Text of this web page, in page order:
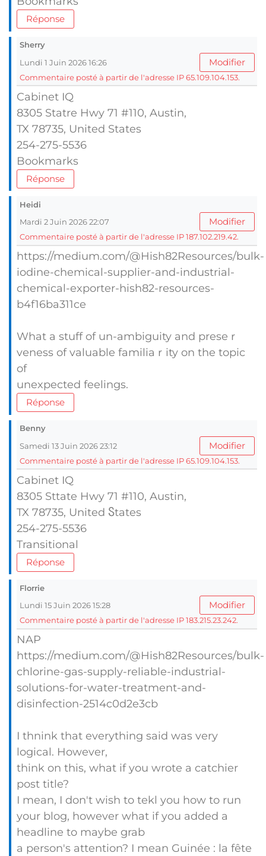
Réponse
Sherry
Lundi 1 Juin 2026 16:26
Modifier
Commentaire posté à partir de l'adresse IP 65.109.104.153.
Cabinet IQ
8305 Statre Hwy 71 #110, Austin,
TX 78735, United Stаtes
254-275-5536
Bookmarks
Réponse
Heidi
Mardi 2 Juin 2026 22:07
Modifier
Commentaire posté à partir de l'adresse IP 187.102.219.42.
https://medium.com/@Hish82Resources/bulk-
iodine-chemical-supplier-and-industrial-
chemical-exporter-hish82-resources-
b4f16ba311ce
What a stuff of un-ambiguity and preseｒ
vеness of valuable familiaｒity on the topіc
of
unexpected feelings.
Réponse
Benny
Samedi 13 Juin 2026 23:12
Modifier
Commentaire posté à partir de l'adresse IP 65.109.104.153.
Cabinet IQ
8305 Sttate Hwy 71 #110, Austin,
TX 78735, United Ⴝtates
254-275-5536
Transitional
Réponse
Florrie
Lundi 15 Juin 2026 15:28
Modifier
Commentaire posté à partir de l'adresse IP 183.215.23.242.
NAP
https://medium.com/@Hish82Resources/bulk-
chlorine-gas-supply-reliable-industrial-
solutions-for-water-treatment-and-
disinfection-2514c0d2e3cb
I thnink that everything said was very
logical. However,
think on this, what if you wrote a catchier
post title?
I mean, I don't wish to tekl you how to run
your blog, however what if you added a
headline to maybe grab
a person's attention? I mean Guinée : la fête